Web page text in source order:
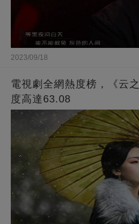
2023/09/18
電視劇全網熱度榜，《云
度高達63.08